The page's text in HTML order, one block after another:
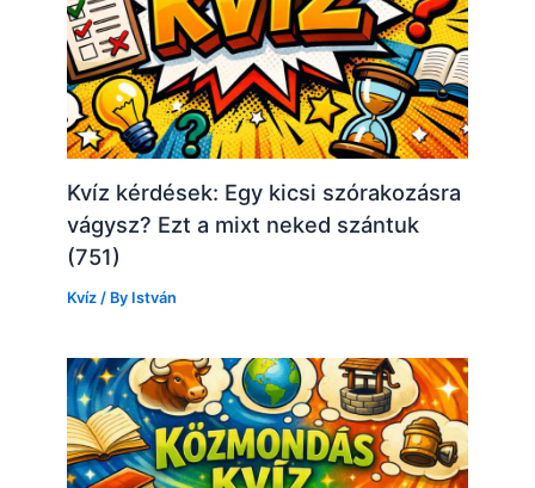
Kvíz kérdések: Egy kicsi szórakozásra
vágysz? Ezt a mixt neked szántuk
(751)
Kvíz / By István